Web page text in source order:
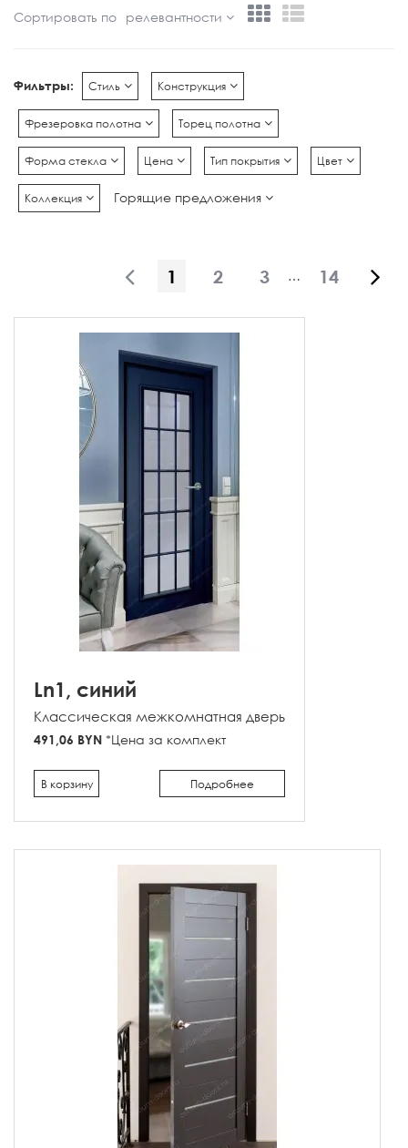
Сортировать по релевантности
Фильтры: Стиль Конструкция
Фрезеровка полотна Торец полотна
Форма стекла Цена Тип покрытия Цвет
Коллекция Горящие предложения
1 2 3 … 14
Ln1, синий
Классическая межкомнатная дверь
491,06 BYN *Цена за комплект
Подробнее
В корзину